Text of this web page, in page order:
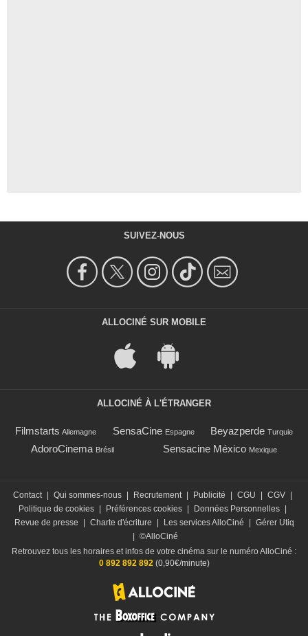
SUIVEZ-NOUS
ALLOCINÉ SUR MOBILE
ALLOCINÉ À L'ÉTRANGER
Filmstarts Allemagne SensaCine Espagne Beyazperde Turquie
AdoroCinema Brésil Sensacine México Mexique
Contact Qui sommes-nous Recrutement Publicité CGU CGV
Politique de cookies
Préférences cookies Données Personnelles
Revue de presse
Charte d'écriture Les services AlloCiné
Gérer Utiq
©AlloCiné
Retrouvez tous les horaires et infos de votre cinéma sur le numéro AlloCiné :
0 892 892 892(0,90€/minute)